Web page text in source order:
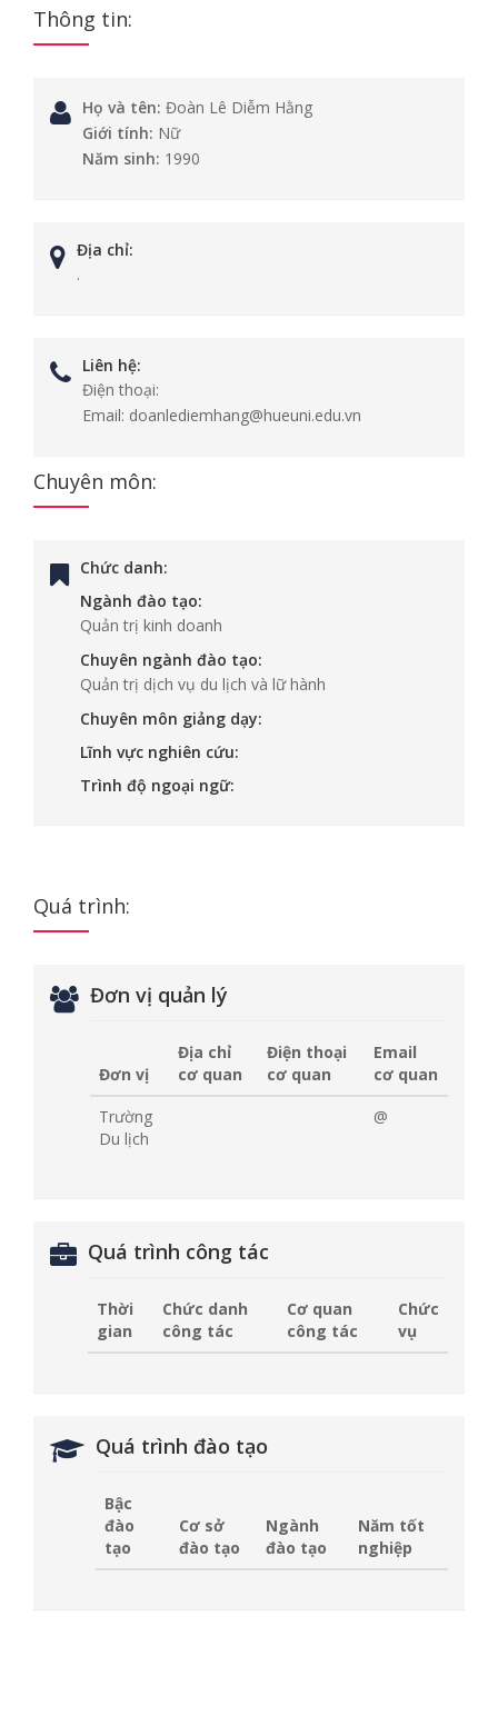
Thông tin:
Họ và tên: Đoàn Lê Diễm Hằng
Giới tính: Nữ
Năm sinh: 1990
Địa chỉ:
.
Liên hệ:
Điện thoại:
Email: doanlediemhang@hueuni.edu.vn
Chuyên môn:
Chức danh:
Ngành đào tạo:
Quản trị kinh doanh
Chuyên ngành đào tạo:
Quản trị dịch vụ du lịch và lữ hành
Chuyên môn giảng dạy:
Lĩnh vực nghiên cứu:
Trình độ ngoại ngữ:
Quá trình:
Đơn vị quản lý
Đơn vị
Địa chỉ
cơ quan
Điện thoại
cơ quan
Email
cơ quan
Trường
Du lịch
@
Quá trình công tác
Thời
gian
Chức danh
công tác
Cơ quan
công tác
Chức
vụ
Quá trình đào tạo
Bậc
đào
tạo
Cơ sở
đào tạo
Ngành
đào tạo
Năm tốt
nghiệp